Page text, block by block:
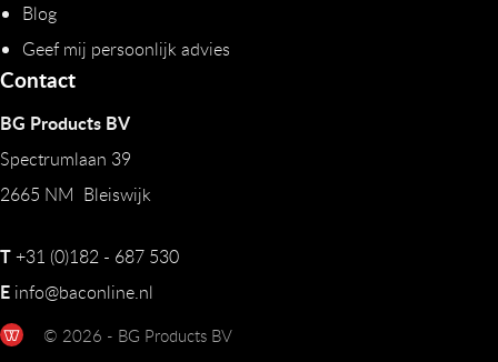
Blog
Geef mij persoonlijk advies
Contact
BG Products BV
Spectrumlaan 39
2665 NM Bleiswijk
T+31 (0)182 - 687 530
E info@baconline.nl
© 2026 - BG Products BV